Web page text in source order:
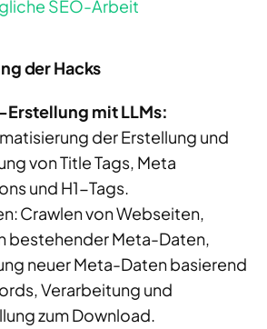
SEO-Arbeit
der Hacks
mit LLMs:
der Erstellung und
von Title Tags, Meta
und H1-Tags.
Crawlen von Webseiten,
bestehender Meta-Daten,
neuer Meta-Daten basierend
Verarbeitung und
zum Download.